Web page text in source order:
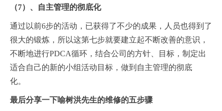
（7）、自主管理的彻底化
通过以前6步的活动，已获得了不少的成果，人员也得到了
很大的锻炼，所以这第七步就要建立起不断改善的意识，
不断地进行PDCA循环，结合公司的方针、目标，制定出
适合自己的新的小组活动目标，做到自主管理的彻底
化。
最后分享一下喻树洪先生的维修的五步骤